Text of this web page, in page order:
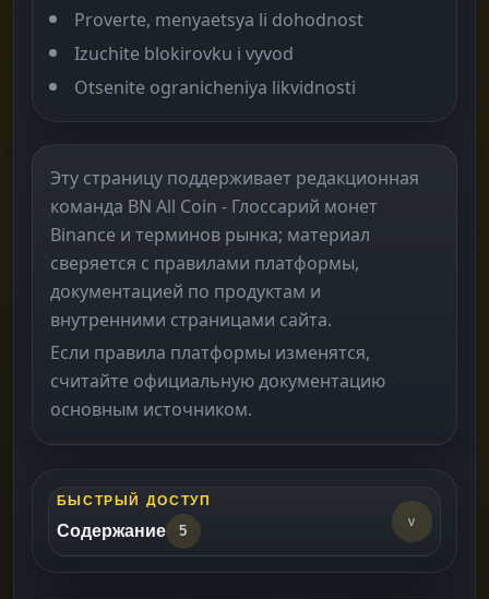
Proverte, menyaetsya li dohodnost
Izuchite blokirovku i vyvod
Otsenite ogranicheniya likvidnosti
Эту страницу поддерживает редакционная
команда BN All Coin - Глоссарий монет
Binance и терминов рынка; материал
сверяется с правилами платформы,
документацией по продуктам и
внутренними страницами сайта.
Если правила платформы изменятся,
считайте официальную документацию
основным источником.
БЫСТРЫЙ ДОСТУП
Содержание 5
v
Как Обычно Формируется Награда ->